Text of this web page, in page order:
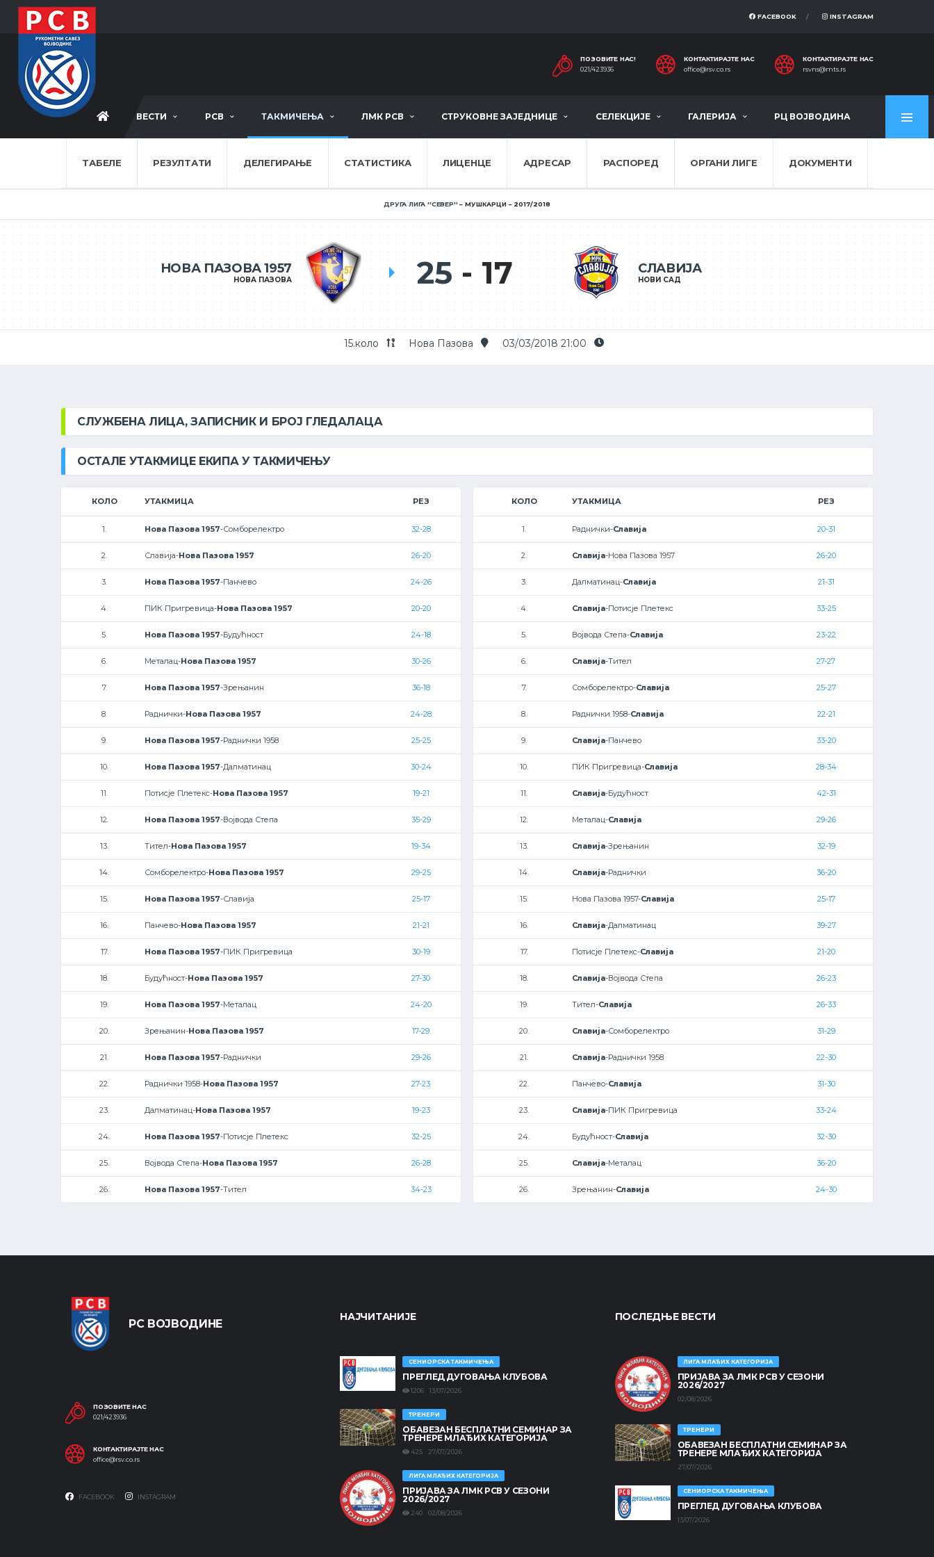
FACEBOOK INSTAGRAM
ПОЗОВИТЕ НАС!
021/423936
КОНТАКТИРАЈТЕ НАС
office@rsv.co.rs
КОНТАКТИРАЈТЕ НАС
rsvns@mts.rs
ВЕСТИ РСВ ТАКМИЧЕЊА ЛМК РСВ СТРУКОВНЕ ЗАЈЕДНИЦЕ СЕЛЕКЦИЈЕ ГАЛЕРИЈА РЦ ВОЈВОДИНА
ТАБЕЛЕ РЕЗУЛТАТИ ДЕЛЕГИРАЊЕ СТАТИСТИКА ЛИЦЕНЦЕ АДРЕСАР РАСПОРЕД ОРГАНИ ЛИГЕ ДОКУМЕНТИ
ДРУГА ЛИГА ''СЕВЕР'' МУШКАРЦИ 2017/2018
НОВА ПАЗОВА 1957
НОВА ПАЗОВА 25 СЛАВИЈА
НОВИ САД
17
15.коло Нова Пазова 03/03/2018 21:00
СЛУЖБЕНА ЛИЦА, ЗАПИСНИК И БРОЈ ГЛЕДАЛАЦА
ОСТАЛЕ УТАКМИЦЕ ЕКИПА У ТАКМИЧЕЊУ
КОЛО УТАКМИЦА РЕЗ
1. Нова Пазова 1957-Сомборелектро 32-28
2. Славија-Нова Пазова 1957 26-20
3. Нова Пазова 1957-Панчево 24-26
4. ПИК Пригревица-Нова Пазова 1957 20-20
5. Нова Пазова 1957-Будућност 24-18
6. Металац-Нова Пазова 1957 30-26
7. Нова Пазова 1957-Зрењанин 36-18
8. Раднички-Нова Пазова 1957 24-28
9. Нова Пазова 1957-Раднички 1958 25-25
10. Нова Пазова 1957-Далматинац 30-24
11. Потисје Плетекс-Нова Пазова 1957 19-21
12. Нова Пазова 1957-Војвода Степа 35-29
13. Тител-Нова Пазова 1957 19-34
14. Сомборелектро-Нова Пазова 1957 29-25
15. Нова Пазова 1957-Славија 25-17
16. Панчево-Нова Пазова 1957 21-21
17. Нова Пазова 1957-ПИК Пригревица 30-19
18. Будућност-Нова Пазова 1957 27-30
19. Нова Пазова 1957-Металац 24-20
20. Зрењанин-Нова Пазова 1957 17-29
21. Нова Пазова 1957-Раднички 29-26
22. Раднички 1958-Нова Пазова 1957 27-23
23. Далматинац-Нова Пазова 1957 19-23
24. Нова Пазова 1957-Потисје Плетекс 32-25
25. Војвода Степа-Нова Пазова 1957 26-28
26. Нова Пазова 1957-Тител 34-23
КОЛО УТАКМИЦА РЕЗ
1. Раднички-Славија 20-31
2. Славија-Нова Пазова 1957 26-20
3. Далматинац-Славија 21-31
4. Славија-Потисје Плетекс 33-25
5. Војвода Степа-Славија 23-22
6. Славија-Тител 27-27
7. Сомборелектро-Славија 25-27
8. Раднички 1958-Славија 22-21
9. Славија-Панчево 33-20
10. ПИК Пригревица-Славија 28-34
11. Славија-Будућност 42-31
12. Металац-Славија 29-26
13. Славија-Зрењанин 32-19
14. Славија-Раднички 36-20
15. Нова Пазова 1957-Славија 25-17
16. Славија-Далматинац 39-27
17. Потисје Плетекс-Славија 21-20
18. Славија-Војвода Степа 26-23
19. Тител-Славија 26-33
20. Славија-Сомборелектро 31-29
21. Славија-Раднички 1958 22-30
22. Панчево-Славија 31-30
23. Славија-ПИК Пригревица 33-24
24. Будућност-Славија 32-30
25. Славија-Металац 36-20
26. Зрењанин-Славија 24-30
РС ВОЈВОДИНЕ
ПОЗОВИТЕ НАС
021/423936
КОНТАКТИРАЈТЕ НАС
office@rsv.co.rs
FACEBOOK INSTAGRAM
НАЈЧИТАНИЈЕ
СЕНИОРСКА ТАКМИЧЕЊА
ПРЕГЛЕД ДУГОВАЊА КЛУБОВА
1206 13/07/2026
ТРЕНЕРИ
ОБАВЕЗАН БЕСПЛАТНИ СЕМИНАР ЗА
ТРЕНЕРЕ МЛАЂИХ КАТЕГОРИЈА
425 27/07/2026
ЛИГА МЛАЂИХ КАТЕГОРИЈА
ПРИЈАВА ЗА ЛМК РСВ У СЕЗОНИ
2026/2027
240 02/08/2026
ПОСЛЕДЊЕ ВЕСТИ
ЛИГА МЛАЂИХ КАТЕГОРИЈА
ПРИЈАВА ЗА ЛМК РСВ У СЕЗОНИ
2026/2027
02/08/2026
ТРЕНЕРИ
ОБАВЕЗАН БЕСПЛАТНИ СЕМИНАР ЗА
ТРЕНЕРЕ МЛАЂИХ КАТЕГОРИЈА
27/07/2026
СЕНИОРСКА ТАКМИЧЕЊА
ПРЕГЛЕД ДУГОВАЊА КЛУБОВА
13/07/2026